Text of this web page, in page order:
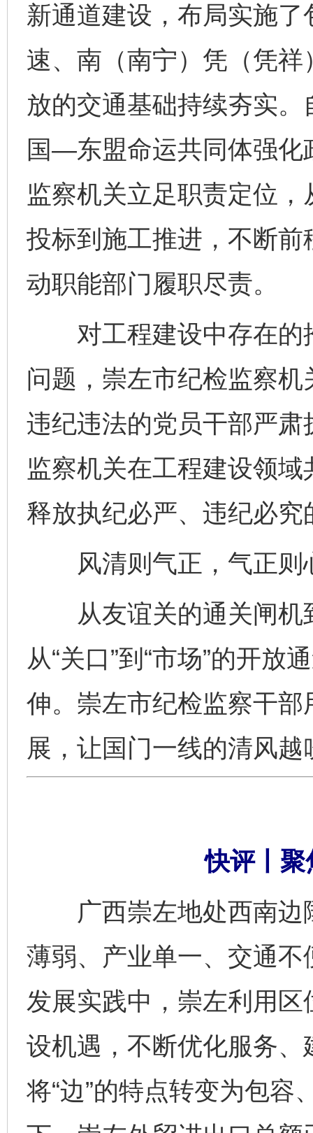
新通道建设，布局实施
速、南（南宁）凭（凭
放的交通基础持续夯实
国—东盟命运共同体强化
监察机关立足职责定位
投标到施工推进，不断
动职能部门履职尽责。
对工程建设中存在的
问题，崇左市纪检监察
违纪违法的党员干部严
监察机关在工程建设领
释放执纪必严、违纪必究
风清则气正，气正则
从友谊关的通关闸机
从“关口”到“市场”的开放
伸。崇左市纪检监察干
展，让国门一线的清风越
快评丨聚
广西崇左地处西南边
薄弱、产业单一、交通
发展实践中，崇左利用
设机遇，不断优化服务
将“边”的特点转变为包容